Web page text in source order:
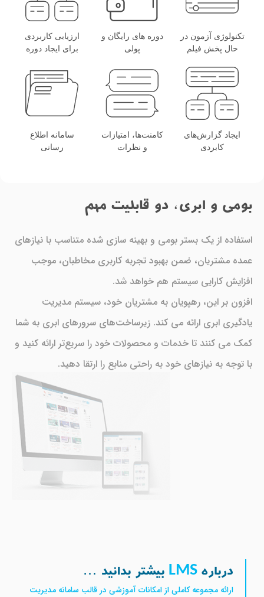
تکنولوژی آزمون در
حال پخش فیلم
دوره های رایگان و
پولی
ارزیابی کاربردی
برای ایجاد دوره
ایجاد گزارش‌های
کابردی
کامنت‌ها، امتیازات
و نظرات
سامانه اطلاع
رسانی
بومی و ابری، دو قابلیت مهم
استفاده از یک بستر بومی و بهینه سازی شده متناسب با نیازهای
عمده مشتریان، ضمن بهبود تجربه کاربری مخاطبان، موجب
افزایش کارایی سیستم هم خواهد شد.
افزون بر این، رهپویان به مشتریان خود، سیستم مدیریت
یادگیری ابری ارائه می کند. زیرساخت‌های سرورهای ابری به شما
کمک می کنند تا خدمات و محصولات خود را سریع‌تر ارائه کنید و
با توجه به نیازهای خود به راحتی منابع را ارتقا دهید.
درباره LMS بیشتر بدانید …
ارائه مجموعه کاملی از امکانات آموزشی در قالب سامانه مدیریت